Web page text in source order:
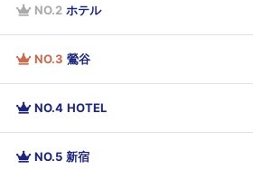
NO.2 ホテル
NO.3 鶯谷
NO.4 HOTEL
NO.5 新宿